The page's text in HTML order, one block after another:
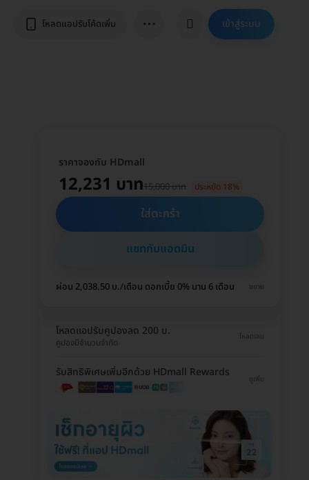
โหลดแอปรับโค้ดเพิ่ม ⋯ เข้าสู่ระบบ
ราคาจองกับ HDmall
12,231 บาท15,000 บาท ประหยัด 18%
ใส่ตะกร้า
แชทกับแอดมิน
ผ่อน 2,038.50 บ./เดือน ดอกเบี้ย 0% นาน 6 เดือน ขยาย
โหลดแอปรับคูปองลด 200 บ.
คูปองมีจำนวนจำกัด
โหลดเลย
รับสิทธิพิเศษเพิ่มอีกด้วย HDmall Rewards
ดูเพิ่ม